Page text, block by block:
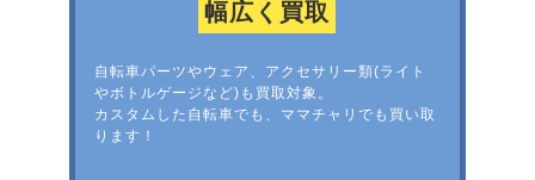
幅広く買取
自転車パーツやウェア、アクセサリー類(ライト
やボトルゲージなど)も買取対象。
カスタムした自転車でも、ママチャリでも買い取
ります！